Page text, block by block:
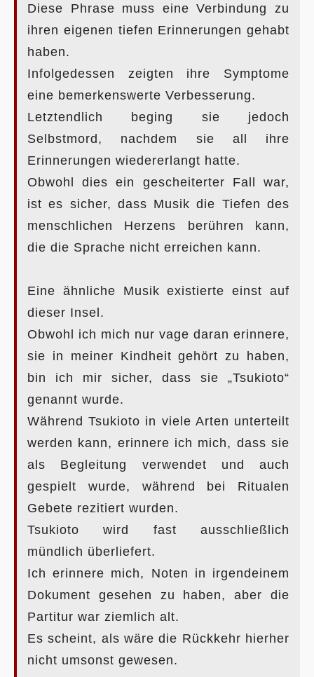
Diese Phrase muss eine Verbindung zu
ihren eigenen tiefen Erinnerungen gehabt
haben.
Infolgedessen zeigten ihre Symptome
eine bemerkenswerte Verbesserung.
Letztendlich beging sie jedoch
Selbstmord, nachdem sie all ihre
Erinnerungen wiedererlangt hatte.
Obwohl dies ein gescheiterter Fall war,
ist es sicher, dass Musik die Tiefen des
menschlichen Herzens berühren kann,
die die Sprache nicht erreichen kann.
Eine ähnliche Musik existierte einst auf
dieser Insel.
Obwohl ich mich nur vage daran erinnere,
sie in meiner Kindheit gehört zu haben,
bin ich mir sicher, dass sie „Tsukioto“
genannt wurde.
Während Tsukioto in viele Arten unterteilt
werden kann, erinnere ich mich, dass sie
als Begleitung verwendet und auch
gespielt wurde, während bei Ritualen
Gebete rezitiert wurden.
Tsukioto wird fast ausschließlich
mündlich überliefert.
Ich erinnere mich, Noten in irgendeinem
Dokument gesehen zu haben, aber die
Partitur war ziemlich alt.
Es scheint, als wäre die Rückkehr hierher
nicht umsonst gewesen.